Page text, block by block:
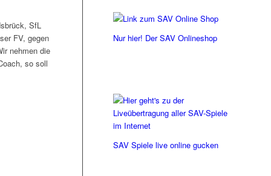
SfL
FV, gegen
nehmen die
so soll
Nur hier! Der SAV Onlineshop
SAV Spiele live online gucken